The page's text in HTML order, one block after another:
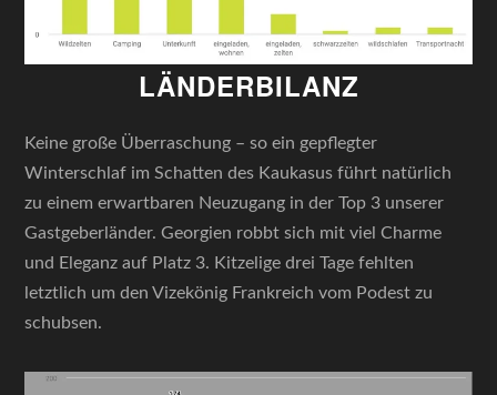
LÄNDERBILANZ
Keine große Überraschung – so ein gepflegter
Winterschlaf im Schatten des Kaukasus führt natürlich
zu einem erwartbaren Neuzugang in der Top 3 unserer
Gastgeberländer. Georgien robbt sich mit viel Charme
und Eleganz auf Platz 3. Kitzelige drei Tage fehlten
letztlich um den Vizekönig Frankreich vom Podest zu
schubsen.